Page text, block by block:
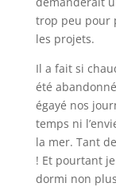
trop peu pour
les projets.
Il a fait si
été
égayé nos
temps ni
la mer. Tant
! Et pourtant je
dormi non